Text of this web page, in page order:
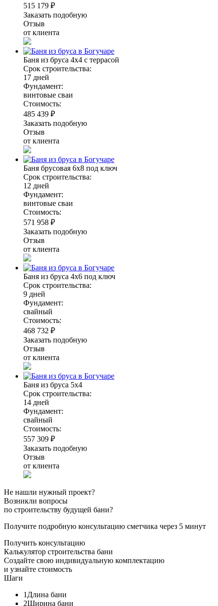
515 179 ₽
Заказать подобную
Отзыв
от клиента
Баня из бруса 4х4 с террасой
Срок строительства:
17 дней
Фундамент:
винтовые сваи
Стоимость:
485 439 ₽
Заказать подобную
Отзыв
от клиента
Баня брусовая 6х8 под ключ
Срок строительства:
12 дней
Фундамент:
винтовые сваи
Стоимость:
571 958 ₽
Заказать подобную
Отзыв
от клиента
Баня из бруса 4х6 под ключ
Срок строительства:
9 дней
Фундамент:
свайный
Стоимость:
468 732 ₽
Заказать подобную
Отзыв
от клиента
Баня из бруса 5х4
Срок строительства:
14 дней
Фундамент:
свайный
Стоимость:
557 309 ₽
Заказать подобную
Отзыв
от клиента
Не нашли нужный проект?
Возникли вопросы
по строительству будущей бани?
Получите подробную консультацию сметчика через 5 минут
Получить консультацию
Калькулятор строительства бани
Создайте свою индивидуальную комплектацию
и узнайте стоимость
Шаги
1 Длина бани
2Ширина бани